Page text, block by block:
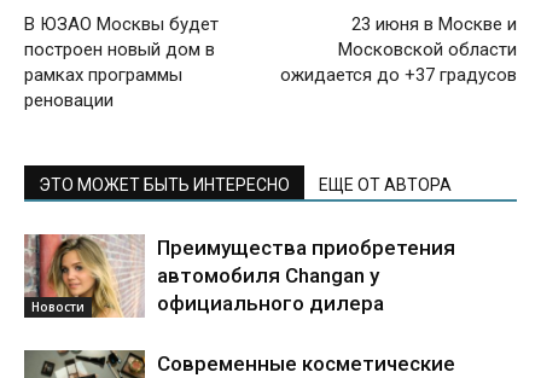
В ЮЗАО Москвы будет
построен новый дом в
рамках программы
реновации
23 июня в Москве и
Московской области
ожидается до +37 градусов
ЭТО МОЖЕТ БЫТЬ ИНТЕРЕСНО ЕЩЕ ОТ АВТОРА
Новости
Преимущества приобретения
автомобиля Changan у
официального дилера
Современные косметические